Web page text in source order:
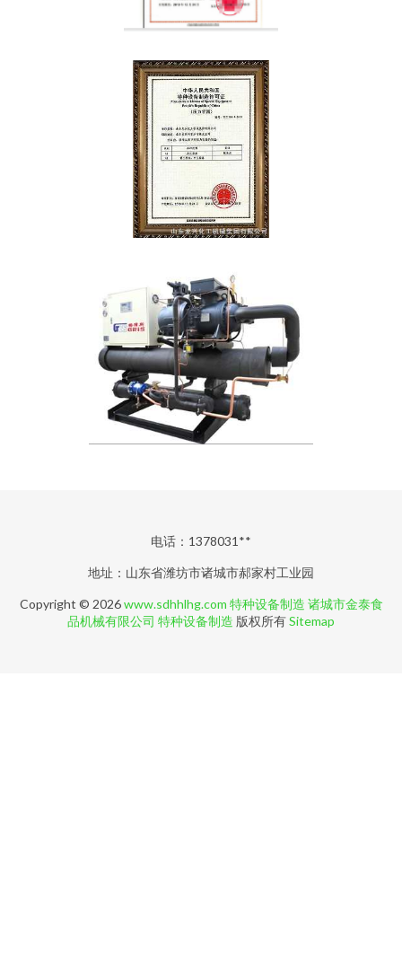
电话：1378031**
地址：山东省潍坊市诸城市郝家村工业园
Copyright © 2026www.sdhhlhg.com 特种设备制造 诸城市金泰食
品机械有限公司 特种设备制造 版权所有Sitemap